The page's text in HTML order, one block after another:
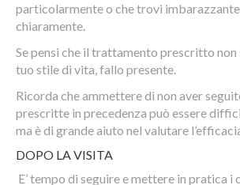
particolarmente o che trovi
chiaramente.
Se pensi che il trattamento prescritto non
tuo stile di vita, fallo presente.
Ricorda che ammettere di non aver
prescritte in precedenza può essere
ma è di grande aiuto nel valutare
DOPO LA VISITA
E’ tempo di seguire e mettere in pratica i